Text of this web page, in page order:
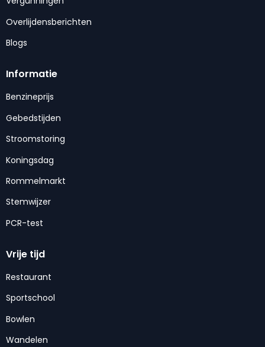
Overlijdensberichten
Blogs
Informatie
Benzineprijs
Gebedstijden
Stroomstoring
Koningsdag
Rommelmarkt
Stemwijzer
PCR-test
Vrije tijd
Restaurant
Sportschool
Bowlen
Wandelen